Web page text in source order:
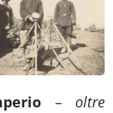
– oltre